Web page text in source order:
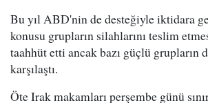
Bu yıl ABD'nin de desteğiyle iktidara
konusu grupların silahlarını teslim
taahhüt etti ancak bazı güçlü grupların
karşılaştı.
Öte Irak makamları perşembe günü